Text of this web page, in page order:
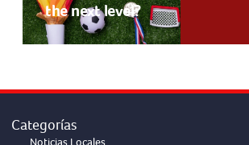
the next level?
Categorías
Noticias Locales